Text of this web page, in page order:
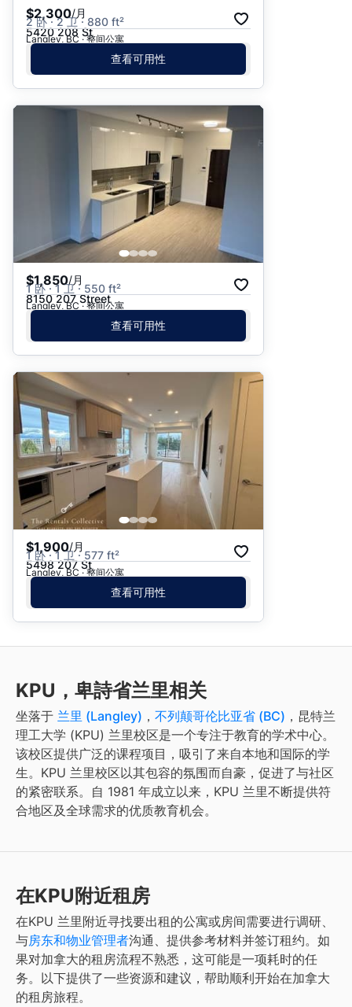
$2,300/月
2 卧 · 2 卫 · 880 ft²
5420 208 St
Langley, BC · 整间公寓
查看可用性
$1,850/月
1 卧 · 1 卫 · 550 ft²
8150 207 Street
Langley, BC · 整间公寓
查看可用性
$1,900/月
1 卧 · 1 卫 · 577 ft²
5498 207 St
Langley, BC · 整间公寓
查看可用性
KPU，卑詩省兰里相关
坐落于 兰里 (Langley) ， 不列颠哥伦比亚省 (BC) ，昆特兰
理工大学 (KPU) 兰里校区是一个专注于教育的学术中心。
该校区提供广泛的课程项目，吸引了来自本地和国际的学
生。KPU 兰里校区以其包容的氛围而自豪，促进了与社区
的紧密联系。自 1981 年成立以来，KPU 兰里不断提供符
合地区及全球需求的优质教育机会。
在KPU附近租房
在KPU 兰里附近寻找要出租的公寓或房间需要进行调研、
与房东和物业管理者沟通、提供参考材料并签订租约。如
果对加拿大的租房流程不熟悉，这可能是一项耗时的任
务。以下提供了一些资源和建议，帮助顺利开始在加拿大
的租房旅程。